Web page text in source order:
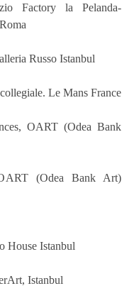
Factory la Pelanda-
Russo Istanbul
Le Mans France
OART (Odea Bank
(Odea Bank Art)
House Istanbul
Istanbul